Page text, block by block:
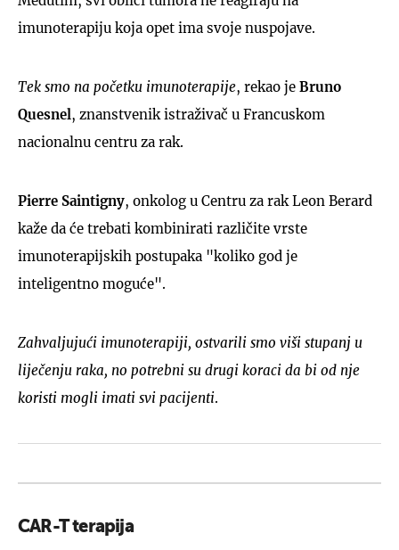
imunoterapiju koja opet ima svoje nuspojave.
Tek smo na početku imunoterapije, rekao je Bruno
Quesnel, znanstvenik istraživač u Francuskom
nacionalnu centru za rak.
Pierre Saintigny, onkolog u Centru za rak Leon Berard
kaže da će trebati kombinirati različite vrste
imunoterapijskih postupaka "koliko god je
inteligentno moguće".
Zahvaljujući imunoterapiji, ostvarili smo viši stupanj u
liječenju raka, no potrebni su drugi koraci da bi od nje
koristi mogli imati svi pacijenti.
CAR-T terapija